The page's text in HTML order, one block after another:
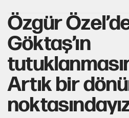
Özgür
Göktaş’ın
Artık bir